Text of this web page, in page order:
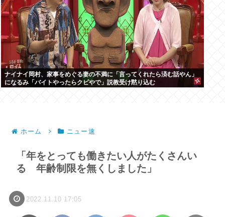
ナイナイ岡村、家事をめぐる妻の不満に「言ってくれたら済む話やん」
になるみ「バイトやったらクビやで」説教受け黙り込む
ホーム ニュー速
「年をとっても働きたい人がたくさんい
る 年齢制限を無くしました」
2022.11.10 17:05